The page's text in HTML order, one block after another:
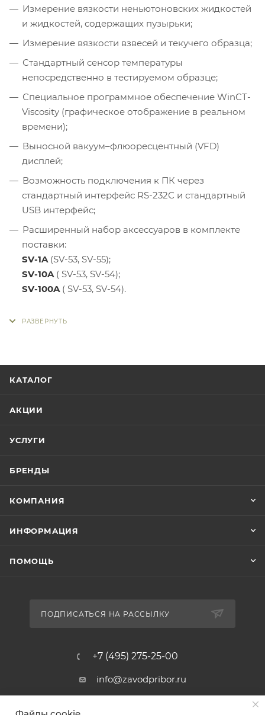
Измерение вязкости неньютоновских жидкостей
и жидкостей, содержащих пузырьки;
Измерение вязкости взвесей и текучего образца;
Стандартный сенсор температуры
непосредственно в тестируемом образце;
Специальное программное обеспечение WinCT-
Viscosity (графическое отображение в реальном
времени);
Выносной вакуум–флюоресцентный (VFD)
дисплей;
Возможность подключения к ПК через
стандартный интерфейс RS-232С и стандартный
USB интерфейс;
Расширенный набор аксессуаров в комплекте
поставки:
SV-1A(SV-53, SV-55);
SV-10A( SV-53, SV-54);
SV-100A( SV-53, SV-54).
КАТАЛОГ
АКЦИИ
УСЛУГИ
БРЕНДЫ
КОМПАНИЯ
ИНФОРМАЦИЯ
ПОМОЩЬ
ПОДПИСАТЬСЯ НА РАССЫЛКУ
+7 (495) 275-25-00
info@zavodpribor.ru